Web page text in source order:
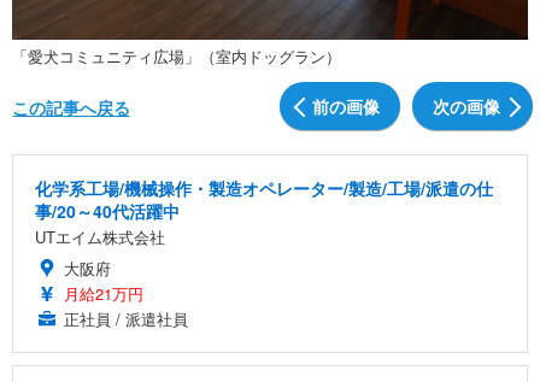
「愛犬コミュニティ広場」（室内ドッグラン）
前の画像 次の画像
この記事へ戻る
化学系工場/機械操作・製造オペレーター/製造/工場/派遣の仕
事/20～40代活躍中
UTエイム株式会社
大阪府
月給21万円
正社員 / 派遣社員